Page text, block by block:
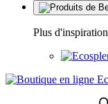
Plus d'inspiration